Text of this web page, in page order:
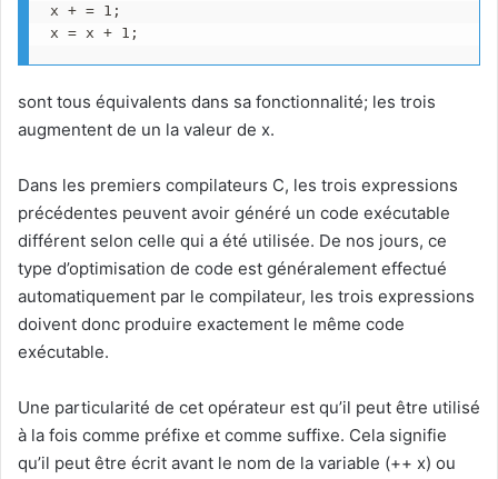
x + = 1;
x = x + 1;
sont tous équivalents dans sa fonctionnalité; les trois
augmentent de un la valeur de x.
Dans les premiers compilateurs C, les trois expressions
précédentes peuvent avoir généré un code exécutable
différent selon celle qui a été utilisée. De nos jours, ce
type d’optimisation de code est généralement effectué
automatiquement par le compilateur, les trois expressions
doivent donc produire exactement le même code
exécutable.
Une particularité de cet opérateur est qu’il peut être utilisé
à la fois comme préfixe et comme suffixe. Cela signifie
qu’il peut être écrit avant le nom de la variable (++ x) ou